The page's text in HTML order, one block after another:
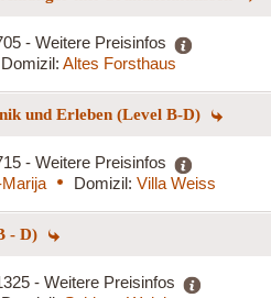
- Weitere Preisinfos
Domizil: Altes Forsthaus
und Erleben (Level B-D)
- Weitere Preisinfos
Domizil: Villa Weiss
- D)
- Weitere Preisinfos